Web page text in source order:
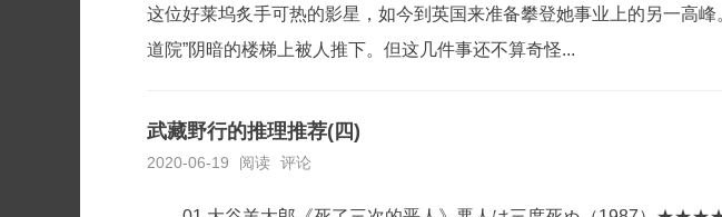
这位好莱坞炙手可热的影星，如今到英国来准备攀登她事业上的另一高
道院”阴暗的楼梯上被人推下。但这几件事还不算奇怪...
武藏野行的推理推荐(四)
2020-06-19 阅读 评论